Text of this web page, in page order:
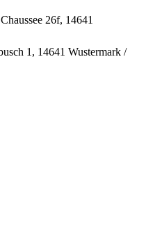
26f, 14641
1, 14641 Wustermark /